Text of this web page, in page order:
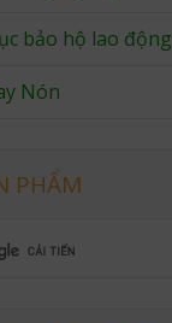
bảo hộ lao động
Nón
PHẨM